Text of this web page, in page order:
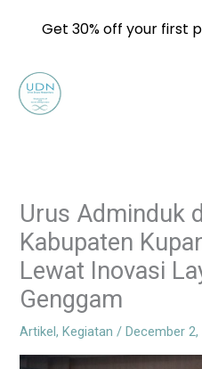
content
Urus Adminduk
Kabupaten
Lewat Inovasi
Genggam
Artikel, Kegiatan / December
Get 30% off your first